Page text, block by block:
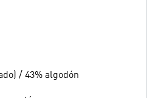
/ 43% algodón